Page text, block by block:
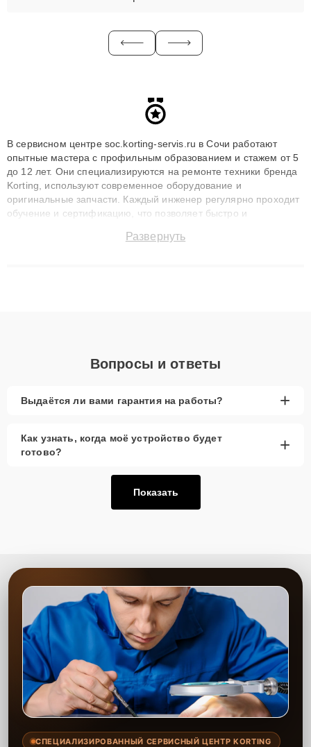
В сервисном центре soc.korting-servis.ru в Сочи работают
опытные мастера с профильным образованием и стажем от 5
до 12 лет. Они специализируются на ремонте техники бренда
Korting, используют современное оборудование и
оригинальные запчасти. Каждый инженер регулярно проходит
обучение и сертификацию, что позволяет быстро и
сохранением гарантии до 3 лет. Наши мастера решают
Развернуть
Вопросы и ответы
Выдаётся ли вами гарантия на работы? +
Как узнать, когда моё устройство будет
готово?
+
Показать
СПЕЦИАЛИЗИРОВАННЫЙ СЕРВИСНЫЙ ЦЕНТР KORTING